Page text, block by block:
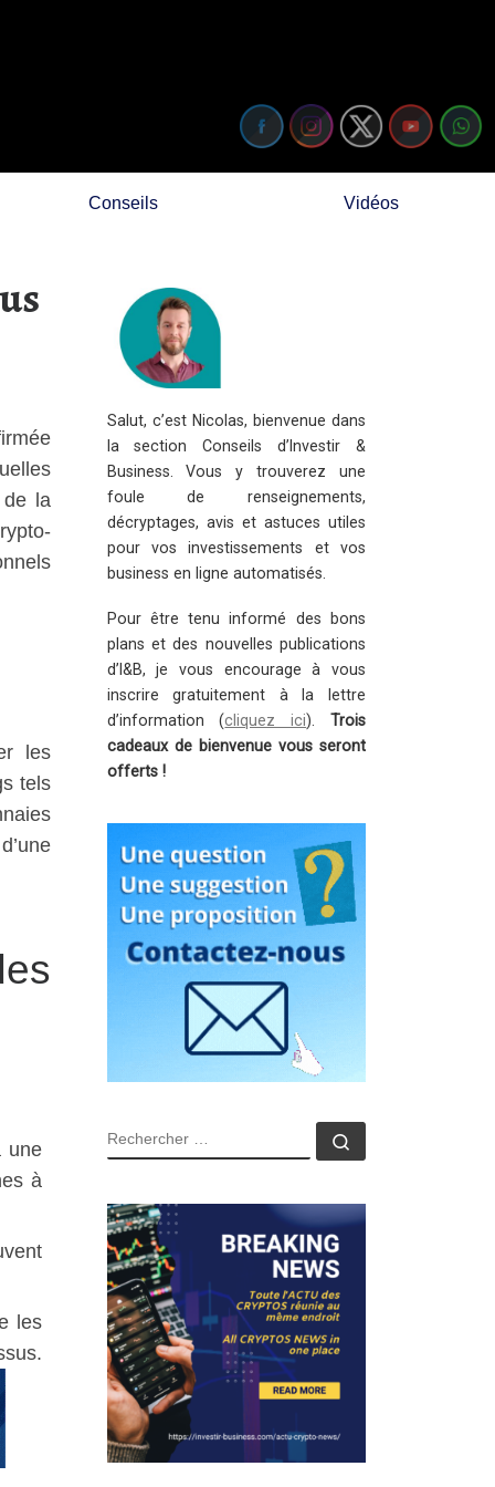
Conseils Vidéos
de la
les
tels
une
à
les
Salut, c’est Nicolas, bienvenue dans
la section Conseils d’Investir &
Business. Vous y trouverez une
foule de renseignements,
décryptages, avis et astuces utiles
pour vos investissements et vos
business en ligne automatisés.
Pour être tenu informé des bons
plans et des nouvelles publications
d’I&B, je vous encourage à vous
inscrire gratuitement à la lettre
d’information (cliquez ici).Trois
cadeaux de bienvenue vous seront
offerts !
RECHERCHER